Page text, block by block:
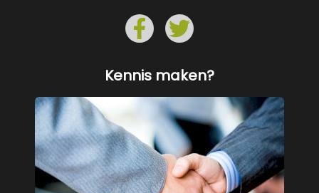
Kennis maken?